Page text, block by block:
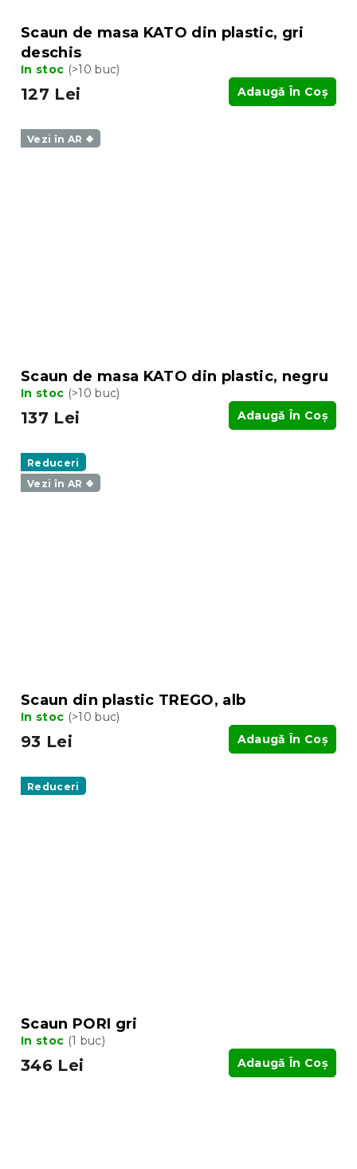
Scaun de masa KATO din plastic, gri
deschis
In stoc (>10 buc)
127 Lei Adaugă În Coş
Vezi în AR ❖
Scaun de masa KATO din plastic, negru
In stoc (>10 buc)
137 Lei Adaugă În Coş
Reduceri
Vezi în AR ❖
Scaun din plastic TREGO, alb
In stoc (>10 buc)
93 Lei Adaugă În Coş
Reduceri
Scaun PORI gri
In stoc (1 buc)
346 Lei Adaugă În Coş